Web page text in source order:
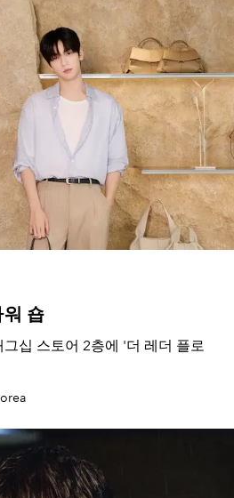
숍
십 스토어 2층에 '더 레더 플로